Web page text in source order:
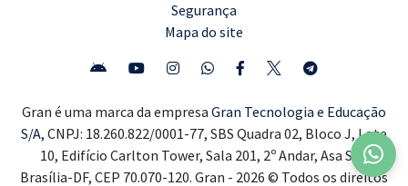
Segurança
Mapa do site
Gran é uma marca da empresa Gran Tecnologia e Educação
S/A, CNPJ: 18.260.822/0001-77, SBS Quadra 02, Bloco J, Lote
10, Edifício Carlton Tower, Sala 201, 2º Andar, Asa Sul,
Brasília-DF, CEP 70.070-120. Gran - 2026 © Todos os direitos